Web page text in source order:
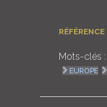
RÉFÉRENCE
Mots-clés :
EUROPE